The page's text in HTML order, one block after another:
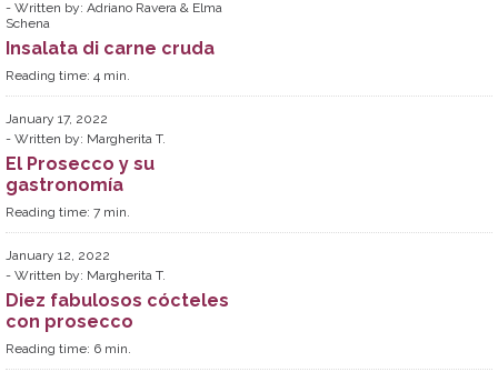
Written by: Adriano Ravera & Elma
Schena
Insalata di carne cruda
Reading time: 4 min.
January 17, 2022
Written by: Margherita T.
El Prosecco y su
gastronomía
Reading time: 7 min.
January 12, 2022
Written by: Margherita T.
Diez fabulosos cócteles
con prosecco
Reading time: 6 min.